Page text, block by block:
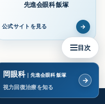
先進会眼科 飯塚
公式サイトを見る →
岡眼科｜先進会眼科 飯塚
視力回復治療を知る
→
目次